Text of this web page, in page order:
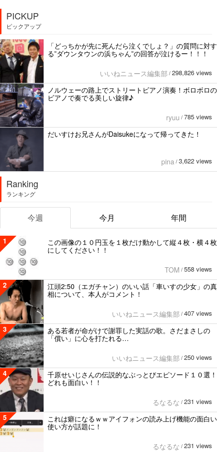
PICKUP
ピックアップ
「どっちかが先に死んだら泣くでしょ？」の質問に対す
る”ダウンタウンの浜ちゃん”の回答が泣けるー！！！
いいねニュース編集部 / 298,826 views
ノルウェーの路上でストリートビアノ演奏！ボロボロの
ビアノで奏でる美しい旋律♪
ryuu / 785 views
だいすけお兄さんがDaisukeになって帰ってきた！
pina / 3,622 views
Ranking
ランキング
今週 今月 年間
1
この画像の１０円玉を１枚だけ動かして縦４枚・横４枚
にしてください！！
TOM / 558 views
2
江頭2:50（エガチャン）のいい話「車いすの少女」の真
相について、本人がコメント！
いいねニュース編集部 / 407 views
3
ある若者が命がけで謝罪した実話の歌。さだまさしの
「償い」に心を打たれる…
いいねニュース編集部 / 250 views
4
千原せいじさんの伝説的なぶっとびエピソード１０選！
どれも面白い！！
るなるな / 231 views
5
これは癖になるｗｗアイフォンの読み上げ機能の面白い
使い方が話題に！
るなるな / 231 views